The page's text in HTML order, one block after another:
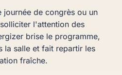
journée de congrès ou un
l'attention des
brise le programme,
la salle et fait repartir les
fraîche.